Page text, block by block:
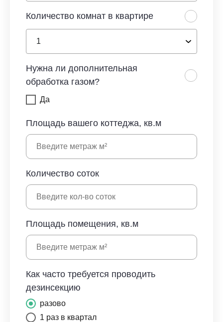
Количество комнат в квартире
Нужна ли дополнительная
обработка газом?
Да
Площадь вашего коттеджа, кв.м
Количество соток
Площадь помещения, кв.м
Как часто требуется проводить
дезинсекцию
разово
1 раз в квартал